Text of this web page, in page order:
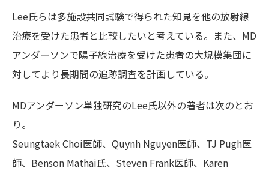
Lee氏らは多施設共同試験で得られた知見を他の放射線
治療を受けた患者と比較したいと考えている。また、MD
アンダーソンで陽子線治療を受けた患者の大規模集団に
対してより長期間の追跡調査を計画している。
MDアンダーソン単独研究のLee氏以外の著者は次のとお
り。
Seungtaek Choi医師、Quynh Nguyen医師、TJ Pugh医
師、Benson Mathai氏、Steven Frank医師、Karen